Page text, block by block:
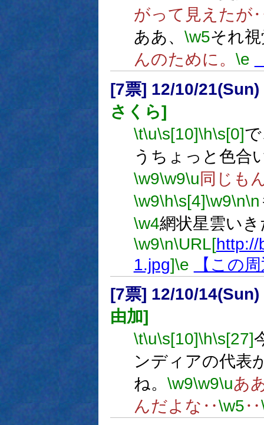
がって見えたが
ああ、 \w5それ
んのために。 \e
[7票] 12/10/
さくら]
\t\u\s[10]\h\s[0]
うちょっと色合
\w9\w9\u同じも
\w9\h\s[4]\w9\n\n
\w4網状星雲い
\w9\n\URL[http://
1.jpg]\e
【この
[7票] 12/10/
由加]
\t\u\s[10]\h\s[27]
ンディアの代表
ね。 \w9\w9\uあ
んだよな‥\w5‥